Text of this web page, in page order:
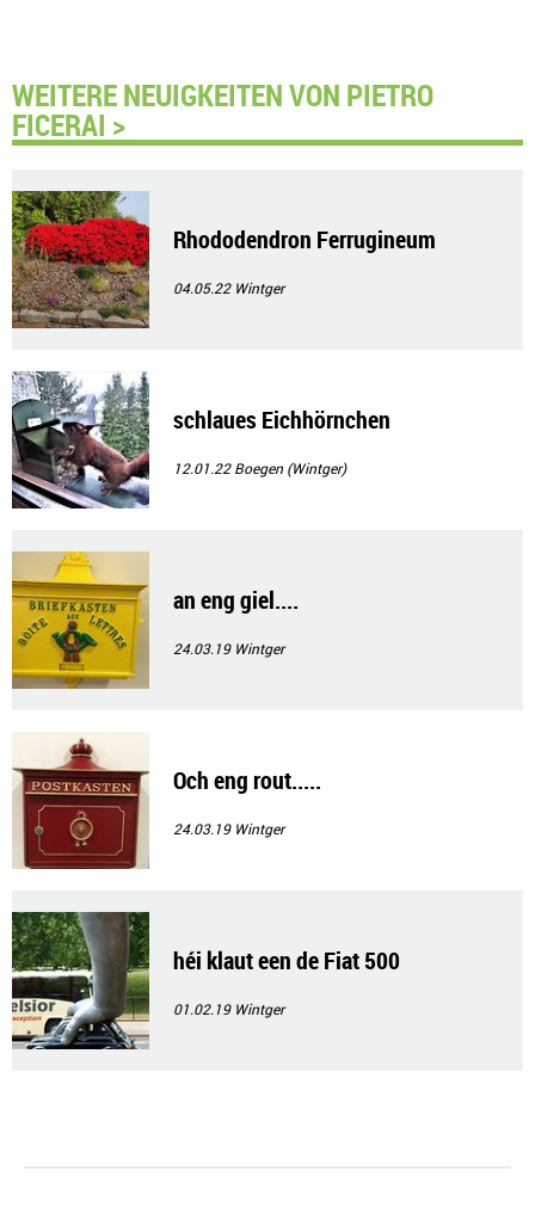
WEITERE NEUIGKEITEN VON PIETRO
FICERAI >
Rhododendron Ferrugineum
04.05.22 Wintger
schlaues Eichhörnchen
12.01.22Boegen (Wintger)
an eng giel....
24.03.19 Wintger
Och eng rout.....
24.03.19 Wintger
héi klaut een de Fiat 500
01.02.19 Wintger